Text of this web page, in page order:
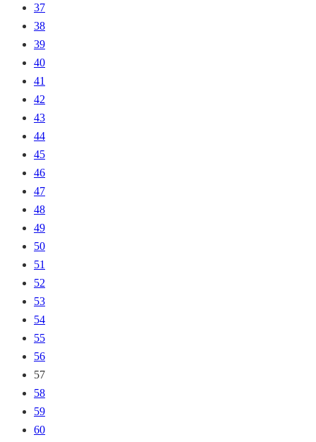
37
38
39
40
41
42
43
44
45
46
47
48
49
50
51
52
53
54
55
56
57
58
59
60